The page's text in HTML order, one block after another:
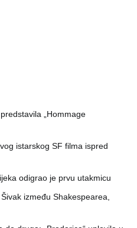
„Hommage
istarskog SF filma ispred
odigrao je prvu utakmicu
između Shakespearea,